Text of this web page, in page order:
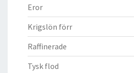
Eror
Krigslön förr
Raffinerade
Tysk flod